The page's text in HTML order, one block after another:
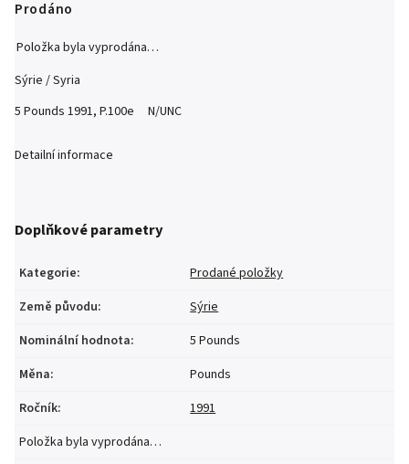
Prodáno
Položka byla vyprodána…
Sýrie / Syria
5 Pounds 1991, P.100e N/UNC
Detailní informace
Doplňkové parametry
Kategorie:
Prodané položky
Země původu:
Sýrie
Nominální hodnota:
5 Pounds
Měna:
Pounds
Ročník:
1991
Položka byla vyprodána…